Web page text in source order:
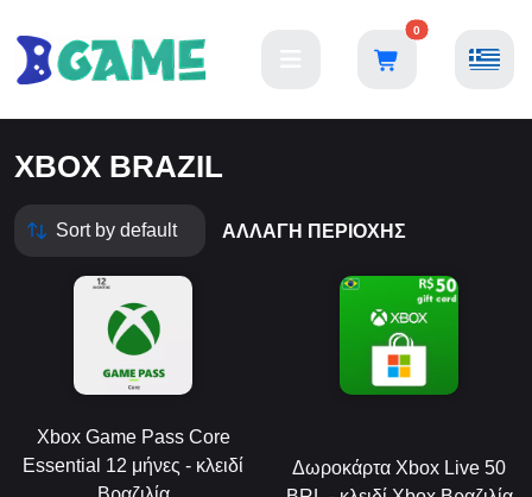
0
XBOX BRAZIL
ΑΛΛΑΓΉ ΠΕΡΙΟΧΉΣ
Xbox Game Pass Core
Essential 12 μήνες - κλειδί
Δωροκάρτα Xbox Live 50